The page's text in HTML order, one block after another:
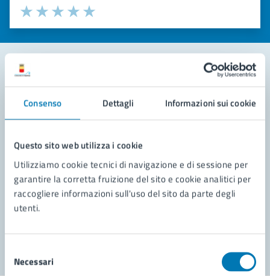
Consenso Dettagli Informazioni sui cookie
Questo sito web utilizza i cookie
Utilizziamo cookie tecnici di navigazione e di sessione per
garantire la corretta fruizione del sito e cookie analitici per
raccogliere informazioni sull'uso del sito da parte degli
utenti.
delNecessari
Valuta la chiarezza delle informazioni (da 1 a 5 stelle)
Seleziona il numero di stelle per valutare la chiarezza delle
Valuta 5 stelle su 5
Valuta 4 stelle su 5
Valuta 3 stelle su 5
Valuta 2 stelle su 5
Valuta 1 stelle su 5
Leggi le domande frequenti
Richiedi assistenza
Prenota appuntamento
Problemi in città